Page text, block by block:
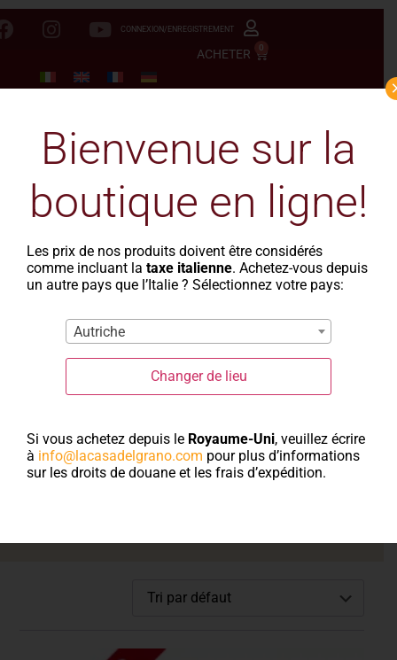
CONNEXION/ENREGISTREMENT
ACHETER 0
boutique en ligne
Bienvenue sur la
boutique en ligne!
Les prix de nos produits doivent être considérés
comme incluant lataxe italienne. Achetez-vous depuis
un autre pays que l’Italie ? Sélectionnez votre pays:
Autriche
Changer de lieu
Si vous achetez depuis le Royaume-Uni, veuillez écrire
à info@lacasadelgrano.com pour plus d’informations
sur les droits de douane et les frais d’expédition.